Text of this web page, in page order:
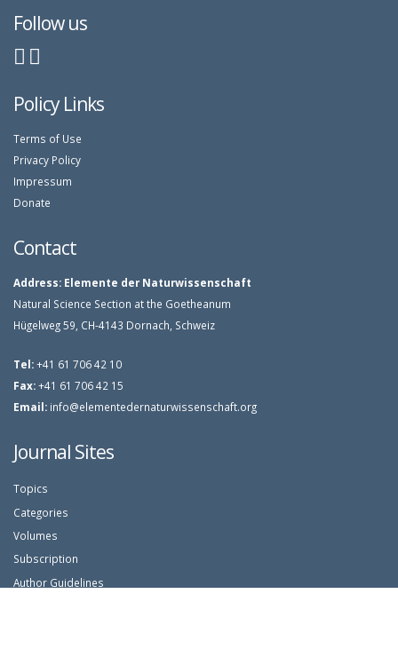
Follow us
Policy Links
Terms of Use
Privacy Policy
Impressum
Donate
Contact
Address: Elemente der Naturwissenschaft
Natural Science Section at the Goetheanum
Hügelweg 59, CH-4143 Dornach, Schweiz
Tel:+41 61 706 42 10
Fax:+41 61 706 42 15
Email: info@elementedernaturwissenschaft.org
Journal Sites
Topics
Categories
Volumes
Subscription
Author Guidelines